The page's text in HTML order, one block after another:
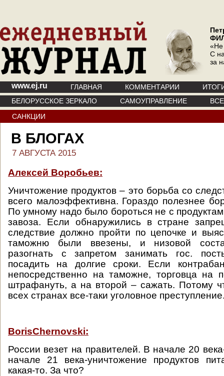
«Не
С
за
www.ej.ru ГЛАВНАЯ КОММЕНТАРИИ
БЕЛОРУССКОЕ ЗЕРКАЛО
САМОУПРАВЛЕНИЕ
САНКЦИИ
В БЛОГАХ
7 АВГУСТА 2015
Алексей Воробьев:
Уничтожение продуктов – это борьба со
всего малоэффективна. Гораздо полезнее
По умному надо было бороться не с
завоза. Если обнаружились в стране
следствие должно пройти по цепочке и
таможню были ввезены, и низовой
разогнать с запретом занимать гос.
посадить на долгие сроки. Если
непосредственно на таможне, торговца на
штрафануть, а на второй – сажать. Потому
всех странах все-таки уголовное
BorisChernovski:
России везет на правителей. В начале 20
начале 21 века-уничтожение продуктов
какая-то. За что?